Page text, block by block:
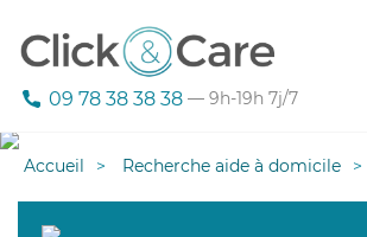
09 78 38 38 38 — 9h-19h 7j/7
Accueil Recherche aide à domicile